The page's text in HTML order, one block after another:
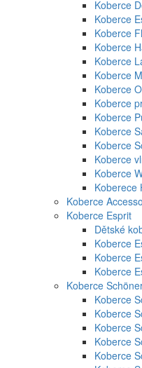
Koberce
Koberce
Koberce
Koberce
Koberce
Koberce
Koberce
Koberce
Koberce
Koberce
Koberce
Koberce
Koberce
Koberece
Koberce
Koberce Esprit
Dětské
Koberce
Koberce
Koberce
Koberce
Koberce
Koberce
Koberce
Koberce
Koberce